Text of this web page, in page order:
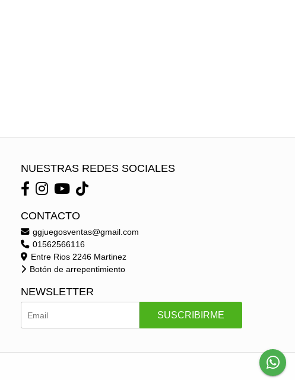
NUESTRAS REDES SOCIALES
CONTACTO
ggjuegosventas@gmail.com
01562566116
Entre Rios 2246 Martinez
Botón de arrepentimiento
NEWSLETTER
SUSCRIBIRME